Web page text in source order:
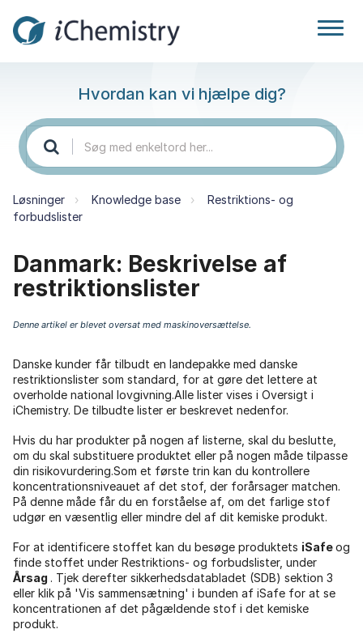
Hvordan kan vi hjælpe dig?
Løsninger Knowledge base
Restriktions- og
forbudslister
Danmark: Beskrivelse af
restriktionslister
Denne artikel er blevet oversat med maskinoversættelse.
Danske kunder får tilbudt en landepakke med danske
restriktionslister som standard, for at gøre det lettere at
overholde national lovgivning.Alle lister vises i Oversigt i
iChemistry. De tilbudte lister er beskrevet nedenfor.
Hvis du har produkter på nogen af ​​listerne, skal du beslutte,
om du skal substituere produktet eller på nogen måde tilpasse
din risikovurdering.Som et første trin kan du kontrollere
koncentrationsniveauet af det stof, der forårsager matchen.
På denne måde får du en forståelse af, om det farlige stof
udgør en væsentlig eller mindre del af dit kemiske produkt.
For at identificere stoffet kan du besøge produktets iSafeog
finde stoffet under Restriktions- og forbudslister, under
Årsag . Tjek derefter sikkerhedsdatabladet (SDB) sektion 3
eller klik på 'Vis sammensætning' i bunden af ​​iSafe for at se
koncentrationen af ​​det pågældende stof i det kemiske
produkt.